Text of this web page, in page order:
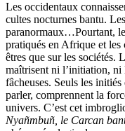
Les occidentaux
cultes nocturnes bantu.
paranormaux…Pourtant,
pratiqués en Afrique et les
êtres que sur les sociétés.
maîtrisent ni l’initiation, ni
fâcheuses. Seuls les
parler, comprennent la
univers. C’est cet
Nyañmbuñ, le Carcan